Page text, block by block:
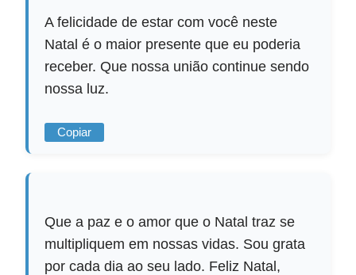
A felicidade de estar com você neste
Natal é o maior presente que eu poderia
receber. Que nossa união continue sendo
nossa luz.
Copiar
Que a paz e o amor que o Natal traz se
multipliquem em nossas vidas. Sou grata
por cada dia ao seu lado. Feliz Natal,